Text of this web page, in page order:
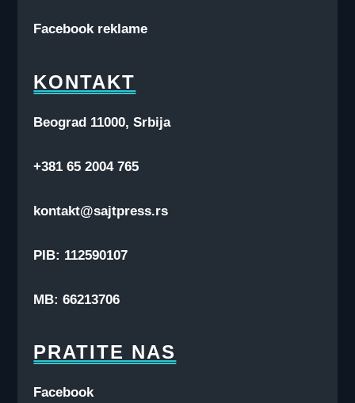
Facebook reklame
KONTAKT
Beograd 11000, Srbija
+381 65 2004 765
kontakt@sajtpress.rs
PIB: 112590107
MB: 66213706
PRATITE NAS
Facebook